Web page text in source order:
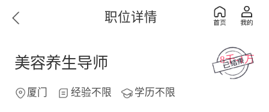
职位详情
美容养生导师 8千-1万
厦门 经验不限 学历不限